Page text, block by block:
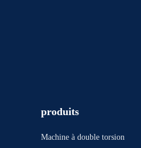
produits
Machine à double torsion